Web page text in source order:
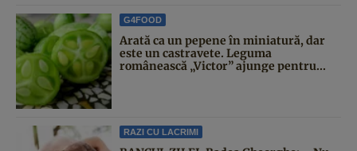
G4FOOD
Arată ca un pepene în miniatură, dar
este un castravete. Leguma
românească „Victor” ajunge pentru...
RAZI CU LACRIMI